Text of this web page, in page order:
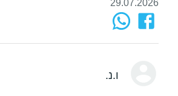
29.07.2026
ו.נ.